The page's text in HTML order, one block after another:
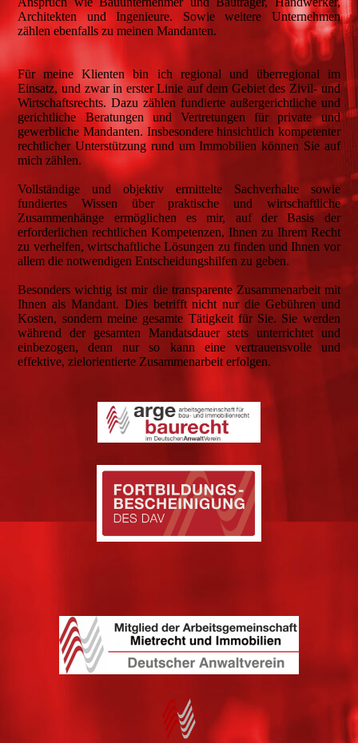
Architekten und Ingenieure. Sowie weitere Unternehmen
zählen ebenfalls zu meinen Mandanten.
Für meine Klienten bin ich regional und überregional im
Einsatz, und zwar in erster Linie auf dem Gebiet des Zivil- und
Wirtschaftsrechts. Dazu zählen fundierte außergerichtliche und
gerichtliche Beratungen und Vertretungen für private und
gewerbliche Mandanten. Insbesondere hinsichtlich kompetenter
rechtlicher Unterstützung rund um Immobilien können Sie auf
mich zählen.
Vollständige und objektiv ermittelte Sachverhalte sowie
fundiertes Wissen über praktische und wirtschaftliche
Zusammenhänge ermöglichen es mir, auf der Basis der
erforderlichen rechtlichen Kompetenzen, Ihnen zu Ihrem Recht
zu verhelfen, wirtschaftliche Lösungen zu finden und Ihnen vor
allem die notwendigen Entscheidungshilfen zu geben.
Besonders wichtig ist mir die transparente Zusammenarbeit mit
Ihnen als Mandant. Dies betrifft nicht nur die Gebühren und
Kosten, sondern meine gesamte Tätigkeit für Sie. Sie werden
während der gesamten Mandatsdauer stets unterrichtet und
einbezogen, denn nur so kann eine vertrauensvolle und
effektive, zielorientierte Zusammenarbeit erfolgen.